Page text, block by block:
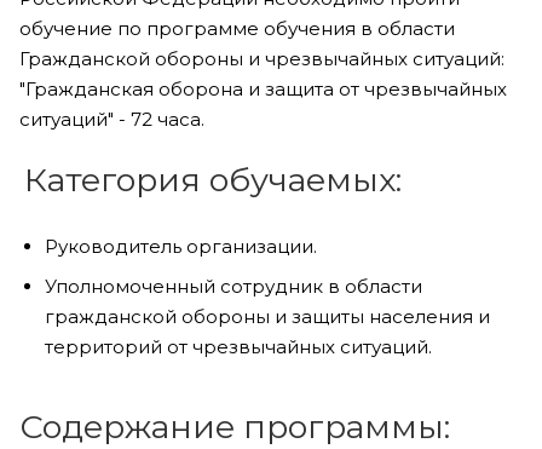
обучение по программе обучения в области
Гражданской обороны и чрезвычайных ситуаций:
"Гражданская оборона и защита от чрезвычайных
ситуаций" - 72 часа.
Категория обучаемых:
Руководитель организации.
Уполномоченный сотрудник в области
гражданской обороны и защиты населения и
территорий от чрезвычайных ситуаций.
Содержание программы: